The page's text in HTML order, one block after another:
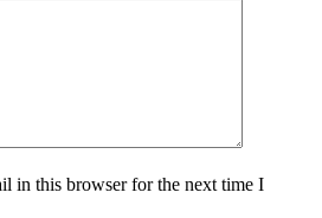
in this browser for the next time I